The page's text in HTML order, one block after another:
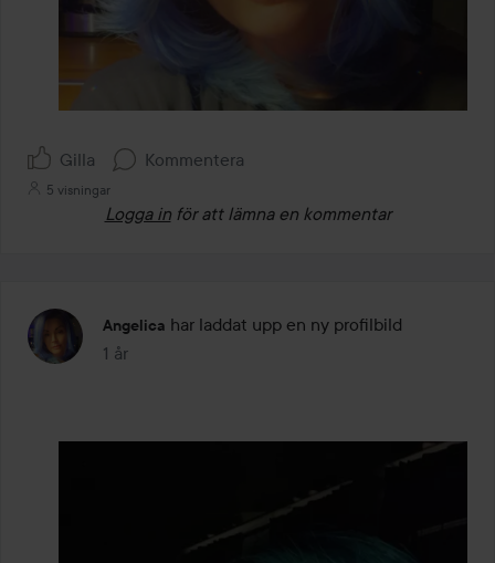
Gilla Kommentera
5 visningar
Logga in för att lämna en kommentar
Angelica har laddat upp en ny profilbild
1 år
Inlägget skapades 1 år